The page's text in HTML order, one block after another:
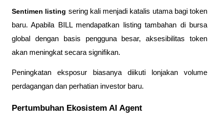
Sentimen listing sering kali menjadi katalis utama bagi token
baru. Apabila BILL mendapatkan listing tambahan di bursa
global dengan basis pengguna besar, aksesibilitas token
akan meningkat secara signifikan.
Peningkatan eksposur biasanya diikuti lonjakan volume
perdagangan dan perhatian investor baru.
Pertumbuhan Ekosistem AI Agent